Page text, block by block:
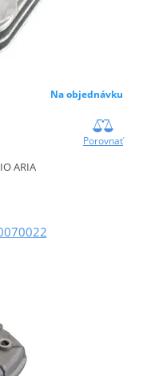
Na objednávku
Porovnať
ARIA